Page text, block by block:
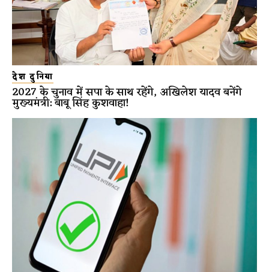
देश दुनिया
2027 के चुनाव में सपा के साथ रहेंगे, अखिलेश यादव बनेंगे
मुख्यमंत्री: बाबू सिंह कुशवाहा!